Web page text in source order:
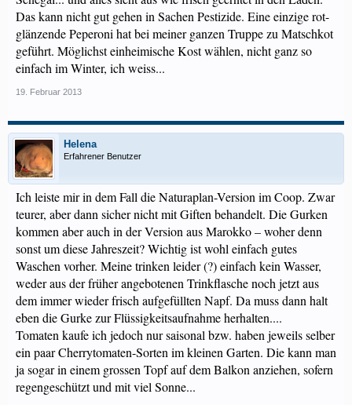
Das kann nicht gut gehen in Sachen Pestizide. Eine einzige rot-
glänzende Peperoni hat bei meiner ganzen Truppe zu Matschkot
geführt. Möglichst einheimische Kost wählen, nicht ganz so
einfach im Winter, ich weiss...
19. Februar 2013
Helena
Erfahrener Benutzer
Ich leiste mir in dem Fall die Naturaplan-Version im Coop. Zwar
teurer, aber dann sicher nicht mit Giften behandelt. Die Gurken
kommen aber auch in der Version aus Marokko – woher denn
sonst um diese Jahreszeit? Wichtig ist wohl einfach gutes
Waschen vorher. Meine trinken leider (?) einfach kein Wasser,
weder aus der früher angebotenen Trinkflasche noch jetzt aus
dem immer wieder frisch aufgefüllten Napf. Da muss dann halt
eben die Gurke zur Flüssigkeitsaufnahme herhalten....
Tomaten kaufe ich jedoch nur saisonal bzw. haben jeweils selber
ein paar Cherrytomaten-Sorten im kleinen Garten. Die kann man
ja sogar in einem grossen Topf auf dem Balkon anziehen, sofern
regengeschützt und mit viel Sonne...